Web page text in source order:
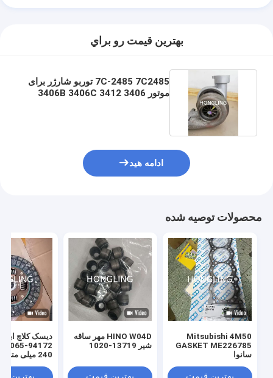
بهترين قيمت رو براي
7C-2485 7C2485 توربو شارژر برای
موتور 3406 3406B 3406C 3412
ادامه هید
محصولات توصیه شده
Mitsubishi 4M50
GASKET ME226785
سانوا
HINO W04D مهر ساقه
شیر 13719-1020